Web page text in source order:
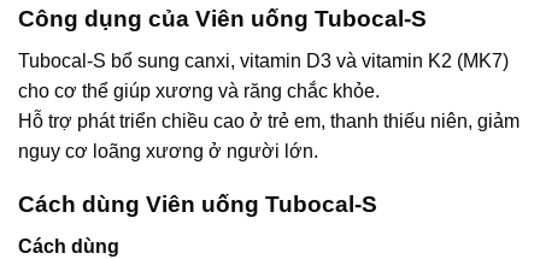
Công dụng của Viên uống Tubocal-S
Tubocal-S bổ sung canxi, vitamin D3 và vitamin K2 (MK7)
cho cơ thể giúp xương và răng chắc khỏe.
Hỗ trợ phát triển chiều cao ở trẻ em, thanh thiếu niên, giảm
nguy cơ loãng xương ở người lớn.
Cách dùng Viên uống Tubocal-S
Cách dùng